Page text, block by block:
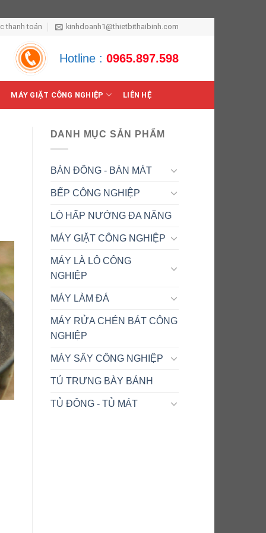
thanh toán kinhdoanh1@thietbithaibinh.com
Hotline : 0965.897.598
MÁY GIẶT CÔNG NGHIỆP LIÊN HỆ
DANH MỤC SẢN PHẨM
BÀN ĐÔNG - BÀN MÁT
BẾP CÔNG NGHIỆP
LÒ HẤP NƯỚNG ĐA NĂNG
MÁY GIẶT CÔNG NGHIỆP
MÁY LÀ LÔ CÔNG
NGHIỆP
MÁY LÀM ĐÁ
MÁY RỬA CHÉN BÁT CÔNG
NGHIỆP
MÁY SẤY CÔNG NGHIỆP
TỦ TRƯNG BÀY BÁNH
TỦ ĐÔNG - TỦ MÁT